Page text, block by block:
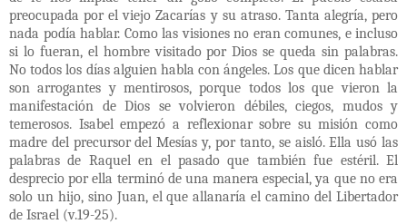
preocupada por el viejo Zacarías y su atraso. Tanta alegría, pero
nada podía hablar. Como las visiones no eran comunes, e incluso
si lo fueran, el hombre visitado por Dios se queda sin palabras.
No todos los días alguien habla con ángeles. Los que dicen hablar
son arrogantes y mentirosos, porque todos los que vieron la
manifestación de Dios se volvieron débiles, ciegos, mudos y
temerosos. Isabel empezó a reflexionar sobre su misión como
madre del precursor del Mesías y, por tanto, se aisló. Ella usó las
palabras de Raquel en el pasado que también fue estéril. El
desprecio por ella terminó de una manera especial, ya que no era
solo un hijo, sino Juan, el que allanaría el camino del Libertador
de Israel (v.19-25).